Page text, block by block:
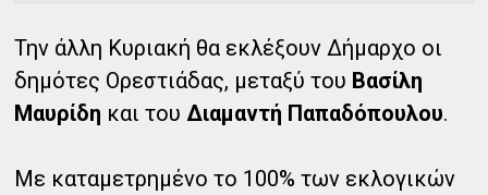
Την άλλη Κυριακή θα εκλέξουν Δήμαρχο οι
δημότες Ορεστιάδας, μεταξύ του Βασίλη
Μαυρίδη και τουΔιαμαντή Παπαδόπουλου.
Με καταμετρημένο το 100% των εκλογικών